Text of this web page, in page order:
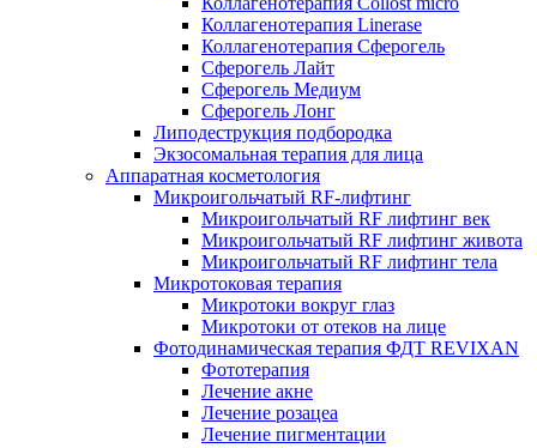
Коллагенотерапия Linerase
Коллагенотерапия Сферогель
Сферогель Лайт
Сферогель Медиум
Сферогель Лонг
Липодеструкция подбородка
Экзосомальная терапия для лица
Аппаратная косметология
Микроигольчатый RF-лифтинг
Микроигольчатый RF лифтинг век
Микроигольчатый RF лифтинг живота
Микроигольчатый RF лифтинг тела
Микротоковая терапия
Микротоки вокруг глаз
Микротоки от отеков на лице
Фотодинамическая терапия ФДТ REVIXAN
Фототерапия
Лечение акне
Лечение розацеа
Лечение пигментации